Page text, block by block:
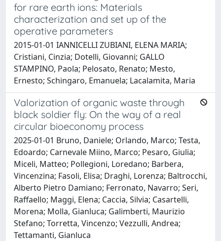
for rare earth ions: Materials
characterization and set up of the
operative parameters
2015-01-01 IANNICELLI ZUBIANI, ELENA MARIA;
Cristiani, Cinzia; Dotelli, Giovanni; GALLO
STAMPINO, Paola; Pelosato, Renato; Mesto,
Ernesto; Schingaro, Emanuela; Lacalamita, Maria
Valorization of organic waste through
black soldier fly: On the way of a real
circular bioeconomy process
2025-01-01 Bruno, Daniele; Orlando, Marco; Testa,
Edoardo; Carnevale Miino, Marco; Pesaro, Giulia;
Miceli, Matteo; Pollegioni, Loredano; Barbera,
Vincenzina; Fasoli, Elisa; Draghi, Lorenza; Baltrocchi,
Alberto Pietro Damiano; Ferronato, Navarro; Seri,
Raffaello; Maggi, Elena; Caccia, Silvia; Casartelli,
Morena; Molla, Gianluca; Galimberti, Maurizio
Stefano; Torretta, Vincenzo; Vezzulli, Andrea;
Tettamanti, Gianluca